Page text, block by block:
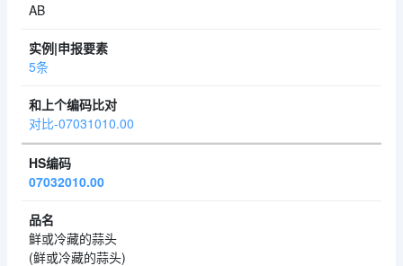
AB
5条
对比-07031010.00
07032010.00
鲜或冷藏的蒜头
(鲜或冷藏的蒜头)